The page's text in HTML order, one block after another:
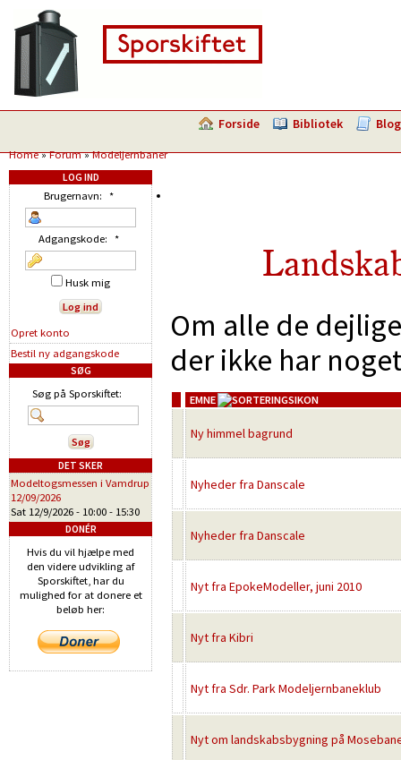
Forside Bibliotek Blog
Home»Forum»Modeljernbaner
Om alle de
der ikke har
EMNE
Ny himmel bagrund
Nyheder fra Danscale
Nyheder fra Danscale
Nyt fra EpokeModeller, juni 2010
Nyt fra Kibri
Nyt fra Sdr. Park Modeljernbaneklub
Nyt om landskabsbygning på
LOG IND
Brugernavn: *
Adgangskode: *
Husk mig
Opret konto
Bestil ny adgangskode
SØG
Søg på Sporskiftet:
DET SKER
Modeltogsmessen i Vamdrup
12/09/2026
Sat 12/9/2026 - 10:00 - 15:30
DONÉR
Hvis du vil hjælpe med
den videre udvikling af
Sporskiftet, har du
mulighed for at donere et
beløb her: